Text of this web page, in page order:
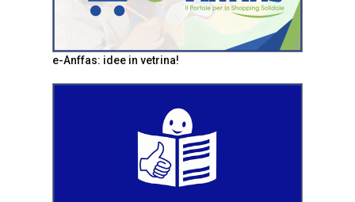
e-Anffas: idee in vetrina!